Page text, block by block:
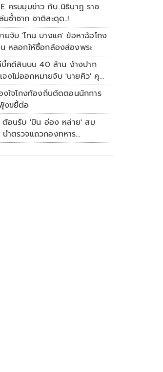
ครบมุมข่าว กับ..นิธินาฏ ราช
ซ้ำซาก ชาติสะดุด..!
ยจับ 'โทน บางแค' ข้อหาฉ้อโกง
น หลอกให้ซื้อกล้องส่องพระ
บี้คดีสินบน 40 ล้าน ง้างปาก
จงไม่ออกหมายจับ 'นายคิว' คุม
งใจโกงท้องถิ่นตัดตอนนักการ
งขยี้ต่อ
อนรับ 'มิน อ่อง หล่าย' สม
นำตรวจแถวกองทหาร
ศ